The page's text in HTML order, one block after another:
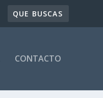
CONTACTO